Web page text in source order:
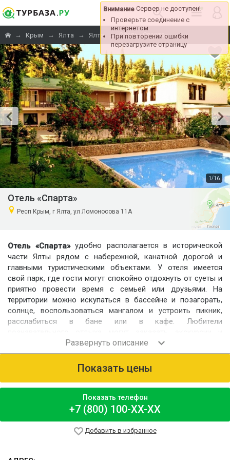
Внимание Сервер не доступен!
Проверьте соединение с
интернетом
При повторении ошибки
перезагрузите страницу
→ Крым → Ялта → Ялта → Отель «Спарта»
1 /16
Отель «Спарта»
Респ Крым, г Ялта, ул Ломоносова 11А
Отель «Спарта»удобно располагается в исторической
части Ялты рядом с набережной, канатной дорогой и
главными туристическими объектами. У отеля имеется
свой парк, где гости могут спокойно отдохнуть от суеты и
приятно провести время с семьей или друзьями. На
территории можно искупаться в бассейне и позагорать,
солнце, воспользоваться мангалом и устроить пикник,
расслабиться в бане или в кафе. Любители
трансфер прямо в отеле или просто прогуляться по городу.
Для детей на территории оборудована игровая зона.
Для размещения предлагаются благоустроенные номера
однокомнатные «Стандарт», «Стандарт
улучшенный», «Джуниор Сьют», «Делюкс
Сьют», «Апартамент»;
Показать цены
Показать телефон
+7 (800) 100-XX-XX
Добавить в избранное